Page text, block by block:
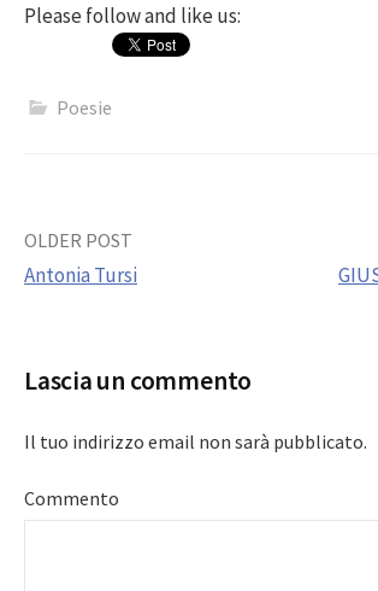
Please follow and like us:
Poesie
Post
OLDER POST
Antonia Tursi
Lascia un commento
Il tuo indirizzo email non sarà pubblicato.
Commento